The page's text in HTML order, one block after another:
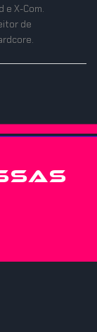
e X-Com.
de